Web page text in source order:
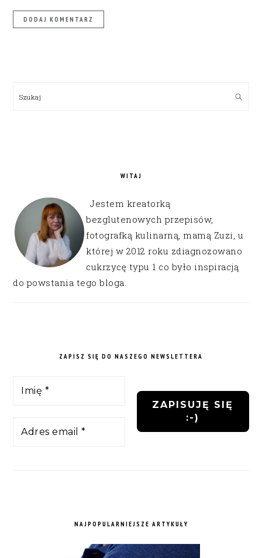
Szukaj
WITAJ
Jestem kreatorką
bezglutenowych przepisów,
fotografką kulinarną, mamą Zuzi, u
której w 2012 roku zdiagnozowano
cukrzycę typu 1 co było inspiracją
do powstania tego bloga.
ZAPISZ SIĘ DO NASZEGO NEWSLETTERA
NAJPOPULARNIEJSZE ARTYKUŁY